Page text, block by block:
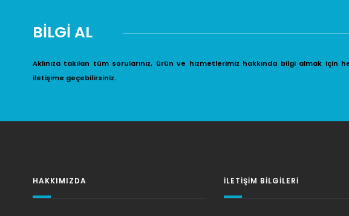
BİLGİ AL
Aklınıza takılan tüm sorularınız, ürün ve hizmetlerimiz hakkında bilgi almak için
iletişime geçebilirsiniz.
HAKKIMIZDA İLETIŞIM BILGILERI